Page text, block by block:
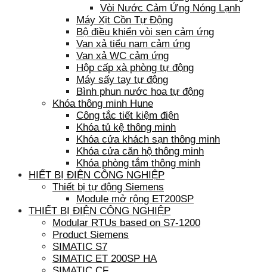
Vòi Nước Cảm Ứng Nóng Lạnh
Máy Xịt Cồn Tự Động
Bộ điều khiển vòi sen cảm ứng
Van xả tiểu nam cảm ứng
Van xả WC cảm ứng
Hộp cấp xà phòng tự động
Máy sấy tay tự động
Bình phun nước hoa tự động
Khóa thông minh Hune
Công tắc tiết kiệm điện
Khóa tủ kệ thông minh
Khóa cửa khách sạn thông minh
Khóa cửa căn hộ thông minh
Khóa phòng tắm thông minh
HIẾT BỊ ĐIỆN CÔNG NGHIỆP
Thiết bị tự động Siemens
Module mở rộng ET200SP
THIẾT BỊ ĐIỆN CÔNG NGHIỆP
Modular RTUs based on S7-1200
Product Siemens
SIMATIC S7
SIMATIC ET 200SP HA